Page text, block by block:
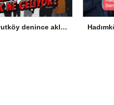
Arnavutköy denince aklınıza ilk ne geliyor?